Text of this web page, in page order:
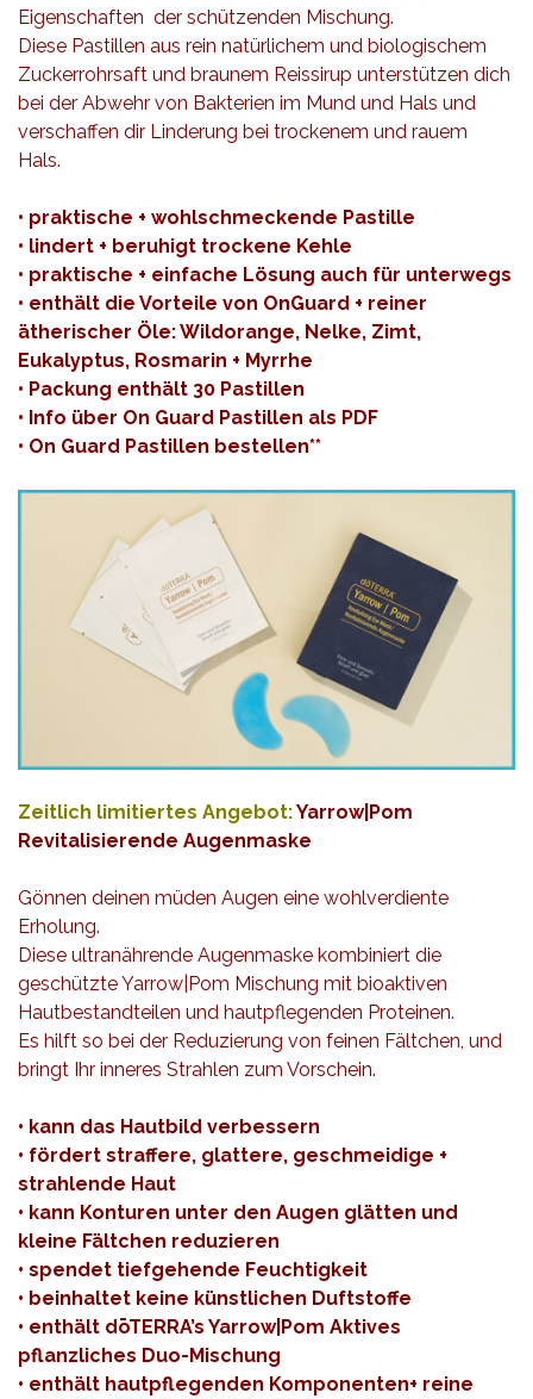
Eigenschaften der schützenden Mischung.
Diese Pastillen aus rein natürlichem und biologischem
Zuckerrohrsaft und braunem Reissirup unterstützen dich
bei der Abwehr von Bakterien im Mund und Hals und
verschaffen dir Linderung bei trockenem und rauem
Hals.
• praktische + wohlschmeckende Pastille
• lindert + beruhigt trockene Kehle
• praktische + einfache Lösung auch für unterwegs
• enthält die Vorteile von OnGuard + reiner
ätherischer Öle: Wildorange, Nelke, Zimt,
Eukalyptus, Rosmarin + Myrrhe
• Packung enthält 30 Pastillen
• Info über On Guard Pastillen als PDF
• On Guard Pastillen bestellen**
Zeitlich limitiertes Angebot:Yarrow|Pom
Revitalisierende Augenmaske
Gönnen deinen müden Augen eine wohlverdiente
Erholung.
Diese ultranährende Augenmaske kombiniert die
geschützte Yarrow|Pom Mischung mit bioaktiven
Hautbestandteilen und hautpflegenden Proteinen.
Es hilft so bei der Reduzierung von feinen Fältchen, und
bringt Ihr inneres Strahlen zum Vorschein.
• kann das Hautbild verbessern
• fördert straffere, glattere, geschmeidige +
strahlende Haut
• kann Konturen unter den Augen glätten und
kleine Fältchen reduzieren
• spendet tiefgehende Feuchtigkeit
• beinhaltet keine künstlichen Duftstoffe
• enthält dōTERRA’s Yarrow|Pom Aktives
pflanzliches Duo-Mischung
• enthält hautpflegenden Komponenten+ reine